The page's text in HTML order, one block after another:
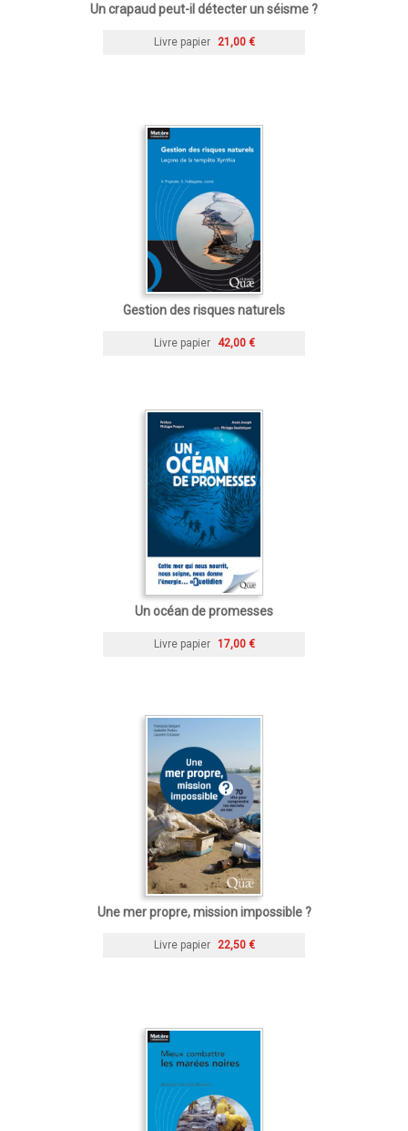
Un crapaud peut-il détecter un séisme ?
Livre papier 21,00 €
Gestion des risques naturels
Livre papier 42,00 €
Un océan de promesses
Livre papier 17,00 €
Une mer propre, mission impossible ?
Livre papier 22,50 €